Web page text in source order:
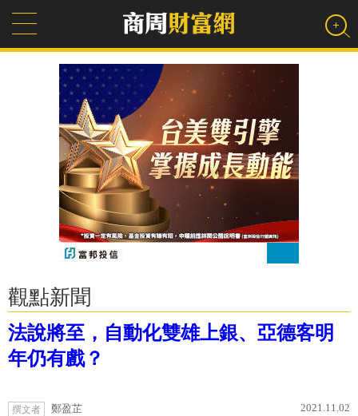
觀點新聞
法說將至，自動化雙雄上銀、亞德客明
年仍有戲？
撰文者 鄭盈芷 2021.11.02